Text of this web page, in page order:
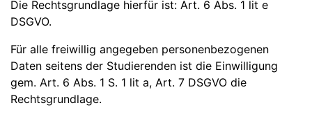
Die Rechtsgrundlage hierfür ist: Art. 6 Abs. 1 lit e
DSGVO.
Für alle freiwillig angegeben personenbezogenen
Daten seitens der Studierenden ist die Einwilligung
gem. Art. 6 Abs. 1 S. 1 lit a, Art. 7 DSGVO die
Rechtsgrundlage.